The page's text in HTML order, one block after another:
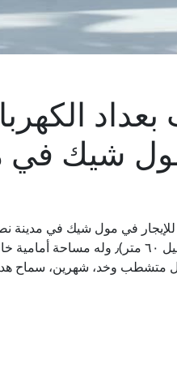
شيك في
في مول شيك في مدينة